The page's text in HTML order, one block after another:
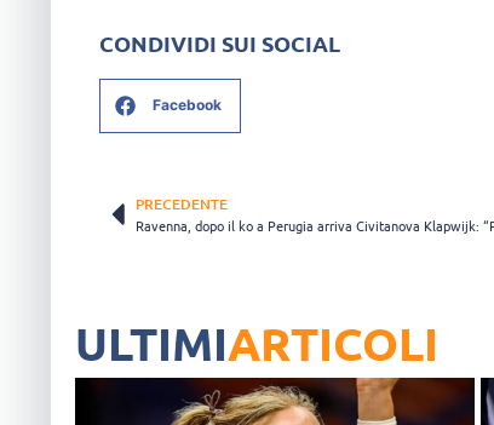
CONDIVIDI SUI SOCIAL
Facebook
PRECEDENTE
ULTIMIARTICOLI